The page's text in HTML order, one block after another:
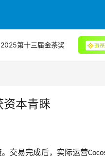
2025第十三届金茶奖
本青睐
。交易完成后，实际运营